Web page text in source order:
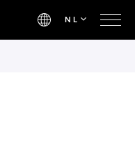
NL